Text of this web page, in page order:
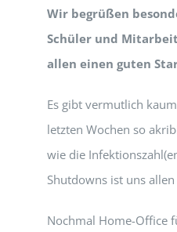
Wir begrüßen
Schüler und
allen einen guten
Es gibt vermutlich
letzten Wochen so
wie die
Shutdowns ist uns
Nochmal Home-Office